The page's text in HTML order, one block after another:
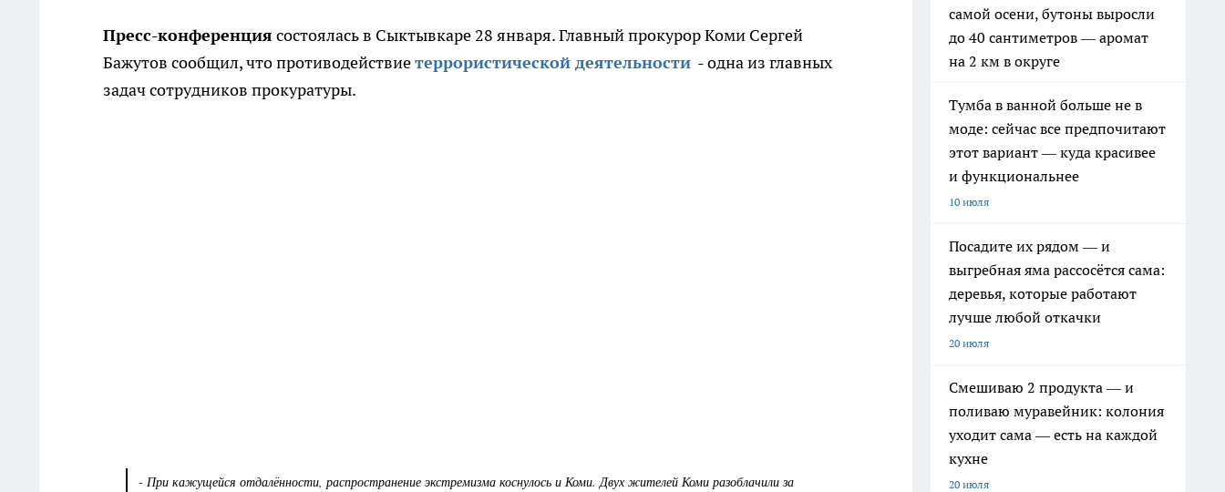
Пресс-конференция состоялась в Сыктывкаре 28 января. Главный прокурор Коми Сергей
Бажутов сообщил, что противодействиетеррористической деятельности - одна из главных
задач сотрудников прокуратуры.
- При кажущейся отдалённости, распространение экстремизма коснулось и Коми. Двух жителей Коми разоблачили за
самой осени, бутоны выросли
до 40 сантиметров — аромат
на 2 км в округе
Тумба в ванной больше не в
моде: сейчас все предпочитают
этот вариант — куда красивее
и функциональнее
10 июля
Посадите их рядом — и
выгребная яма рассосётся сама:
деревья, которые работают
лучше любой откачки
20 июля
Смешиваю 2 продукта — и
поливаю муравейник: колония
уходит сама — есть на каждой
кухне
20 июля